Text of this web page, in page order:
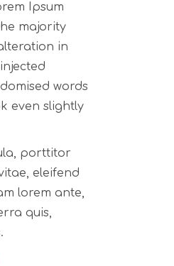
Ipsum
majority
in
words
even slightly
porttitor
eleifend
lorem ante,
quis,